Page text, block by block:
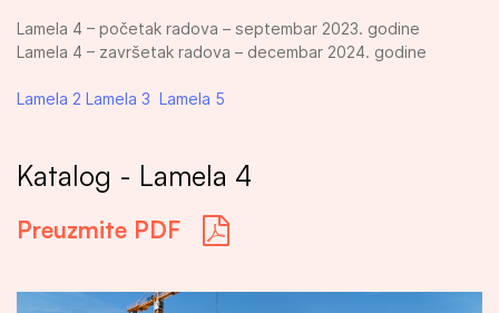
Lamela 4 – početak radova – septembar 2023. godine
Lamela 4 – završetak radova – decembar 2024. godine
Lamela 2 Lamela 3 Lamela 5
Katalog - Lamela 4
Preuzmite PDF